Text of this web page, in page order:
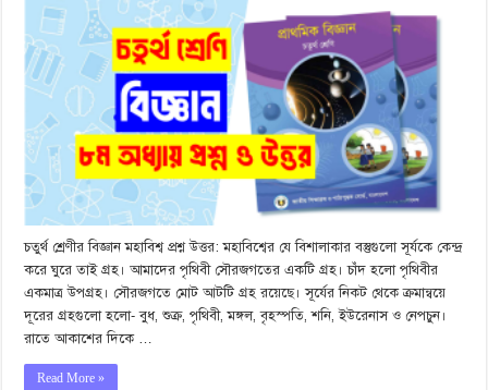
চতুর্থ শ্রেণীর বিজ্ঞান মহাবিশ্ব প্রশ্ন উত্তর: মহাবিশ্বের যে বিশালাকার বস্তুগুলো সূর্যকে কেন্দ্র
করে ঘুরে তাই গ্রহ। আমাদের পৃথিবী সৌরজগতের একটি গ্রহ। চাঁদ হলো পৃথিবীর
একমাত্র উপগ্রহ। সৌরজগতে মোট আটটি গ্রহ রয়েছে। সূর্যের নিকট থেকে ক্রমান্বয়ে
দূরের গ্রহগুলো হলো- বুধ, শুক্র, পৃথিবী, মঙ্গল, বৃহস্পতি, শনি, ইউরেনাস ও নেপচুন।
রাতে আকাশের দিকে …
Read More »